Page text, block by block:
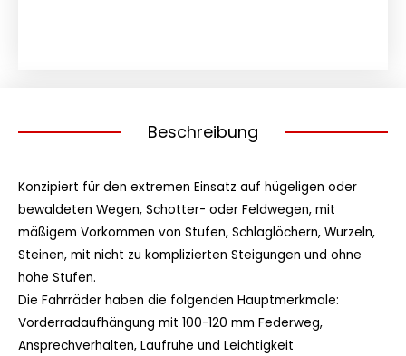
Beschreibung
Konzipiert für den extremen Einsatz auf hügeligen oder
bewaldeten Wegen, Schotter- oder Feldwegen, mit
mäßigem Vorkommen von Stufen, Schlaglöchern, Wurzeln,
Steinen, mit nicht zu komplizierten Steigungen und ohne
hohe Stufen.
Die Fahrräder haben die folgenden Hauptmerkmale:
Vorderradaufhängung mit 100-120 mm Federweg,
Ansprechverhalten, Laufruhe und Leichtigkeit